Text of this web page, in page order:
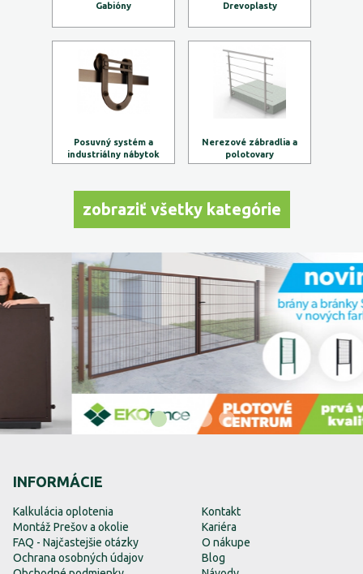
Gabióny Drevoplasty
Posuvný systém a
industriálny nábytok
Nerezové zábradlia a
polotovary
zobraziť všetky kategórie
INFORMÁCIE
Kalkulácia oplotenia
Montáž Prešov a okolie
FAQ - Najčastejšie otázky
Ochrana osobných údajov
Kontakt
Kariéra
O nákupe
Blog